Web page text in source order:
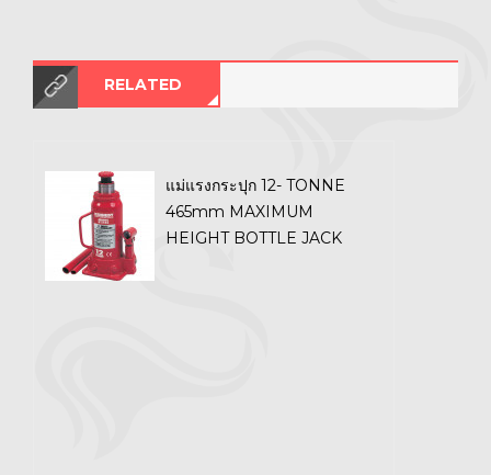
RELATED
แม่แรงกระปุก 12- TONNE
465mm MAXIMUM
HEIGHT BOTTLE JACK